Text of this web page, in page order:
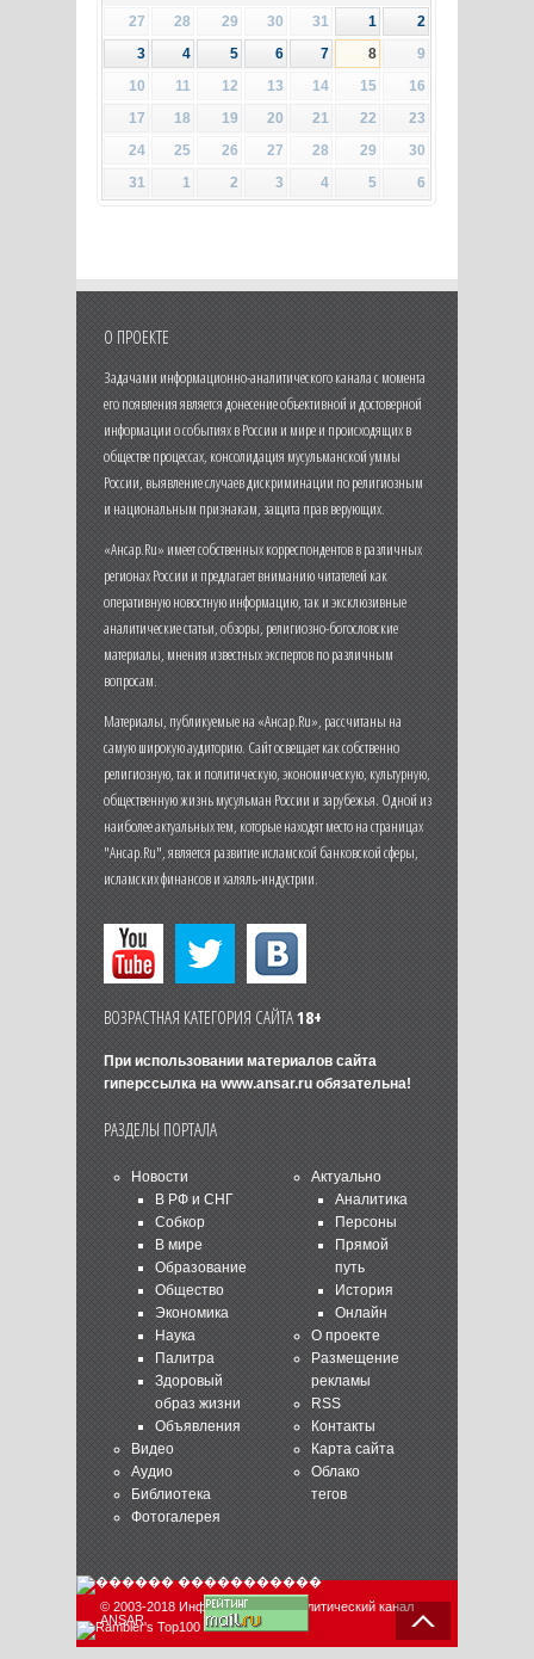
27 28 29 30 31 1
2
3
4 5 6 7 8
9
10
11 12 13 14 15
16
17
18 19 20 21 22
23
24
25 26 27 28 29
30
31
1 2 3 4 5 6
О ПРОЕКТЕ
Задачами информационно-аналитического канала с момента
его появления является донесение объективной и достоверной
информации о событиях в России и мире и происходящих в
обществе процессах, консолидация мусульманской уммы
России, выявление случаев дискриминации по религиозным
и национальным признакам, защита прав верующих.
«Ансар.Ru» имеет собственных корреспондентов в различных
регионах России и предлагает вниманию читателей как
оперативную новостную информацию, так и эксклюзивные
аналитические статьи, обзоры, религиозно-богословские
материалы, мнения известных экспертов по различным
вопросам.
Материалы, публикуемые на «Ансар.Ru», рассчитаны на
самую широкую аудиторию. Сайт освещает как собственно
религиозную, так и политическую, экономическую, культурную,
общественную жизнь мусульман России и зарубежья. Одной из
наиболее актуальных тем, которые находят место на страницах
"Ансар.Ru", является развитие исламской банковской сферы,
исламских финансов и халяль-индустрии.
ВОЗРАСТНАЯ КАТЕГОРИЯ САЙТА18+
При использовании материалов сайта
гиперссылка на www.ansar.ruобязательна!
РАЗДЕЛЫ ПОРТАЛА
Новости
В РФ и СНГ
Собкор
В мире
Образование
Общество
Экономика
Наука
Палитра
Здоровый
образ жизни
Объявления
Видео
Аудио
Библиотека
Фотогалерея
Актуально
Аналитика
Персоны
Прямой
путь
История
Онлайн
О проекте
Размещение
рекламы
RSS
Контакты
Карта сайта
Облако
тегов
© 2003-2018 Информационно-аналитический канал
ANSAR